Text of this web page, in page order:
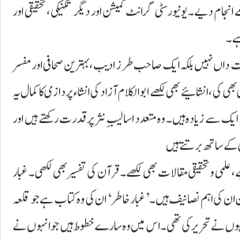
دیے۔ یونیورسٹی گرانٹ کمیشن اور دیگر تکنیکی، تحقیقی اور
نہیں بلکہ ایک صاحب طرز ادیب، بہترین صحافی اور مفسر
انشائیے بھی لکھے ابوالکلام آزاد کی انشاء پردازی کا کمال یہ
سے زیادہ ہیں۔ وہ متعدد اسالیبِ نثر پر قدرت رکھتے ہیں اور
ساتھ برتتے ہیں
علمی و تحقیقی مقالات بھی لکھے۔ قرآن کی تفسیر بھی لکھی۔ غبار
ان کی اہم نصانیف ہیں۔ ’غبار خاطر‘ ان کی وہ کتاب ہے جو قلعہ
نے تحریر کی تھی۔ اس میں وہ سارے خطوط ہیں جو انہوں نے